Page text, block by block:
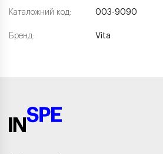
Каталожний код:
Бренд:
003-9090
Vita